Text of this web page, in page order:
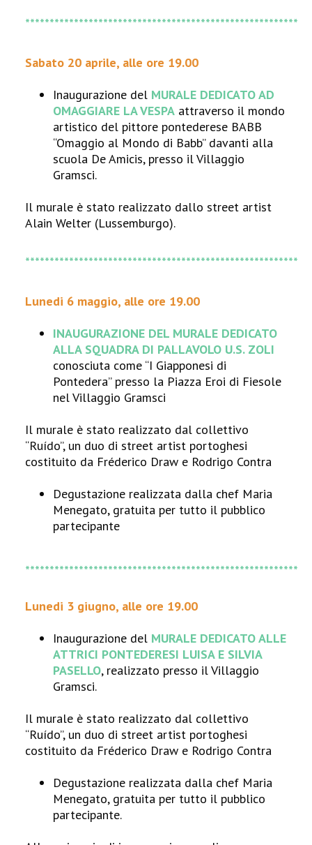
********************************************************
Sabato 20 aprile, alle ore 19.00
Inaugurazione del MURALE DEDICATO AD
OMAGGIARE LA VESPA attraverso il mondo
artistico del pittore pontederese BABB
“Omaggio al Mondo di Babb” davanti alla
scuola De Amicis, presso il Villaggio
Gramsci.
Il murale è stato realizzato dallo street artist
Alain Welter (Lussemburgo).
********************************************************
Lunedi 6 maggio, alle ore 19.00
INAUGURAZIONE DEL MURALE DEDICATO
ALLA SQUADRA DI PALLAVOLO U.S. ZOLI
conosciuta come “I Giapponesi di
Pontedera” presso la Piazza Eroi di Fiesole
nel Villaggio Gramsci
Il murale è stato realizzato dal collettivo
“Ruído”, un duo di street artist portoghesi
costituito da Fréderico Draw e Rodrigo Contra
Degustazione realizzata dalla chef Maria
Menegato, gratuita per tutto il pubblico
partecipante
********************************************************
Lunedi 3 giugno, alle ore 19.00
Inaugurazione del MURALE DEDICATO ALLE
ATTRICI PONTEDERESI LUISA E SILVIA
PASELLO, realizzato presso il Villaggio
Gramsci.
Il murale è stato realizzato dal collettivo
“Ruído”, un duo di street artist portoghesi
costituito da Fréderico Draw e Rodrigo Contra
Degustazione realizzata dalla chef Maria
Menegato, gratuita per tutto il pubblico
partecipante.